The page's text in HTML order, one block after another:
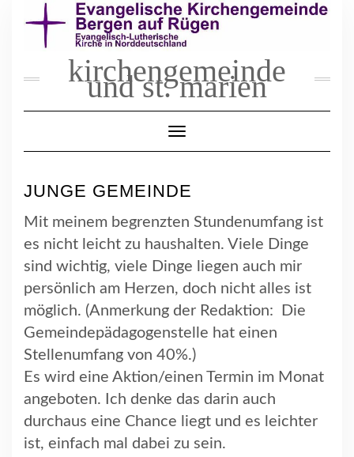
kirchengemeinde
und st. marien
Toggle Navigation
JUNGE GEMEINDE
Mit meinem begrenzten Stundenumfang ist
es nicht leicht zu haushalten. Viele Dinge
sind wichtig, viele Dinge liegen auch mir
persönlich am Herzen, doch nicht alles ist
möglich. (Anmerkung der Redaktion: Die
Gemeindepädagogenstelle hat einen
Stellenumfang von 40%.)
Es wird eine Aktion/einen Termin im Monat
angeboten. Ich denke das darin auch
durchaus eine Chance liegt und es leichter
ist, einfach mal dabei zu sein.